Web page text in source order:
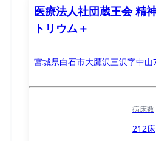
医療法人社団蔵王会 精
トリウム＋
宮城県白石市大鷹沢三沢字中山
病床数
212床